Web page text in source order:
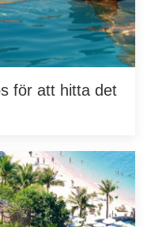
för att hitta det